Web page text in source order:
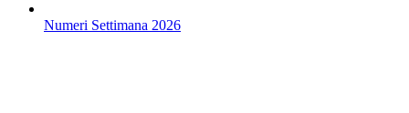
Numeri Settimana 2026